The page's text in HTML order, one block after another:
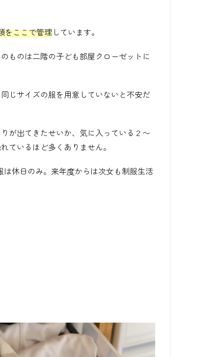
をここで管理 しています。
ものは二階の子ども部屋クローゼットに
じサイズの服を用意していないと不安だ
が出てきたせいか、気に入っている２〜
ているほど多くありません。
休日のみ。来年度からは次女も制服生活